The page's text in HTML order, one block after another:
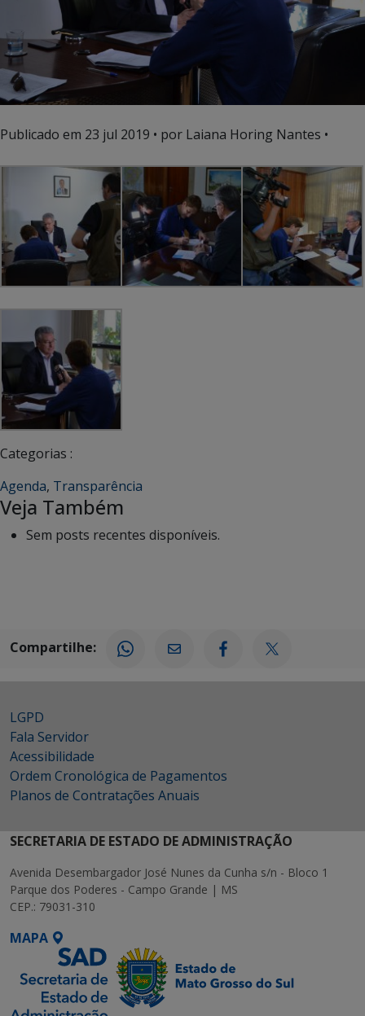
Publicado em 23 jul 2019 • por Laiana Horing Nantes •
Categorias :
Agenda, Transparência
Veja Também
Sem posts recentes disponíveis.
Compartilhe:
LGPD
Fala Servidor
Acessibilidade
Ordem Cronológica de Pagamentos
Planos de Contratações Anuais
SECRETARIA DE ESTADO DE ADMINISTRAÇÃO
Avenida Desembargador José Nunes da Cunha s/n - Bloco 1
Parque dos Poderes - Campo Grande | MS
CEP.: 79031-310
MAPA